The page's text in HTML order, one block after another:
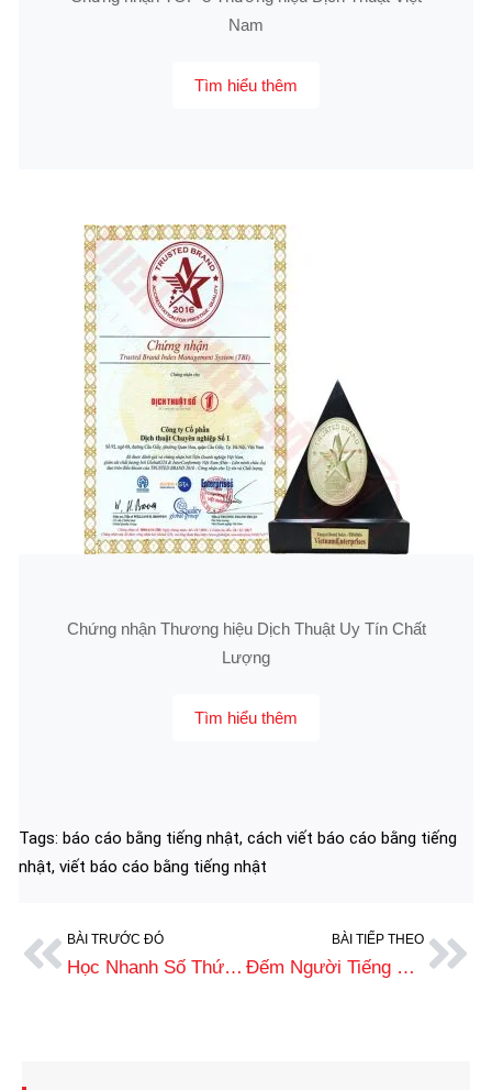
Nam
Tìm hiểu thêm
Chứng nhận Thương hiệu Dịch Thuật Uy Tín Chất
Lượng
Tìm hiểu thêm
Tags: báo cáo bằng tiếng nhật, cách viết báo cáo bằng tiếng
nhật, viết báo cáo bằng tiếng nhật
BÀI TRƯỚC ĐÓ
Học Nhanh Số Thứ Tự Tiếng Nhật Trong 10 Phút
BÀI TIẾP THEO
Đếm Người Tiếng Nhật: Cách Đọc Chuẩn Và Mẹo Nhớ Nhanh